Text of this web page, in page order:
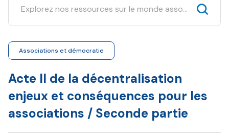
Associations et démocratie
Acte II de la décentralisation
enjeux et conséquences pour les
associations / Seconde partie